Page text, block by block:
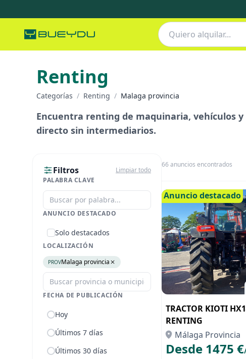
Renting
Categorías / Renting / Malaga provincia
Encuentra renting de maquinaria, vehículos
directo sin intermediarios.
Filtros
Limpiar todo
PALABRA CLAVE
ANUNCIO DESTACADO
Solo destacados
LOCALIZACIÓN
PROVMalaga provincia
FECHA DE PUBLICACIÓN
Hoy
Últimos 7 días
Últimos 30 días
66anuncios encontrados
Anuncio destacado
TRACTOR KIOTI
RENTING
Málaga Provincia
Desde 1475 €